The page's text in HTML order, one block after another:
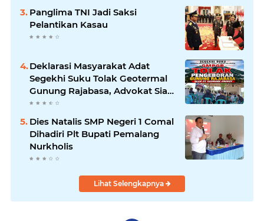
Panglima TNI Jadi Saksi
Pelantikan Kasau
Deklarasi Masyarakat Adat
Segekhi Suku Tolak Geotermal
Gunung Rajabasa, Advokat Siap
Kawal Secara Hukum
Dies Natalis SMP Negeri 1 Comal
Dihadiri Plt Bupati Pemalang
Nurkholis
Lihat Selengkapnya